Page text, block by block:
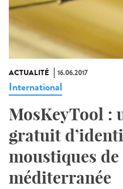
ACTUALITÉ 16.06.2017
International
MosKeyTool
gratuit
moustiques
méditerranée